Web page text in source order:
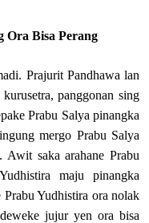
Ora Bisa Perang
Prajurit Pandhawa lan
panggonan sing
Prabu Salya pinangka
mergo Prabu Salya
Awit saka arahane Prabu
maju pinangka
Prabu Yudhistira ora nolak
jujur yen ora bisa